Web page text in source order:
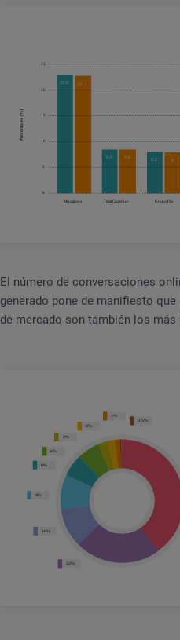
El número de conversaciones
generado pone de manifiesto
de mercado son también los